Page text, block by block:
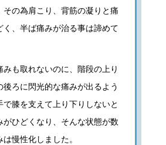
その為肩こり、背筋の凝りと痛
く、半ば痛みが治る事は諦めて
みも取れないのに、階段の上り
後ろに閃光的な痛みが出るよう
で膝を支えて上り下りしないと
がひどくなり、そんな状態が数
慢性化しました。